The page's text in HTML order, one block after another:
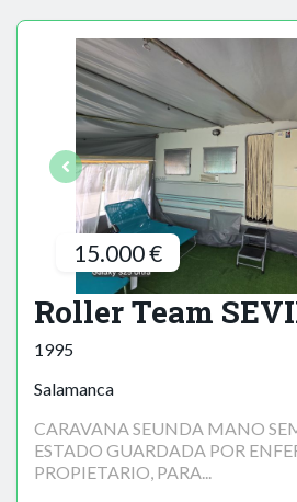
15.000 €
Roller Team
1995
Salamanca
CARAVANA SEUNDA MANO
ESTADO GUARDADA POR
PROPIETARIO, PARA...